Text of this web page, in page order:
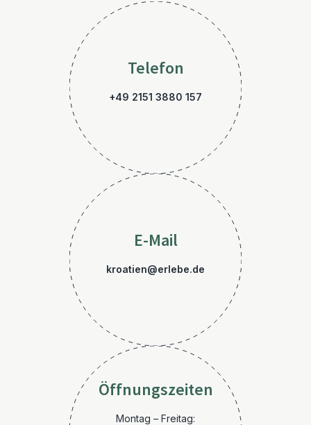
Telefon
+49 2151 3880 157
E-Mail
kroatien@erlebe.de
Öffnungszeiten
Montag – Freitag: